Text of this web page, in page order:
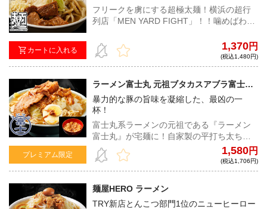
カートに入れる
フリークを虜にする超極太麺！横浜の超行
列店「MEN YARD FIGHT」！！噛めばわか
メンをご堪能あれ！
1,370円
(税込1,480円)
プレミアム限定
ラーメン富士丸 元祖ブタカスアブラ富士丸
（カラメ付き）
暴力的な豚の旨味を凝縮した、最凶の一
杯！
富士丸系ラーメンの元祖である『ラーメン
富士丸』が宅麺に！自家製の平打ち太ちぢ
れ麺は、1日寝かせたゴワゴワ系の麺と当日
作った小麦の香りの強い麺をブレンド。野
菜の甘みや豚の旨味が驚くほど凝縮された
る！
1,580円
(税込1,706円)
麺屋HERO ラーメン
TRY新店とんこつ部門1位のニューヒーロー